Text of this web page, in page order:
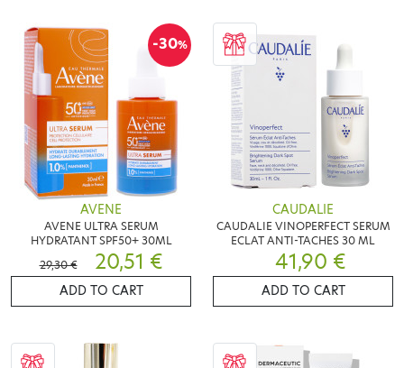
-30%
AVENE
AVENE ULTRA SERUM
HYDRATANT SPF50+ 30ML
29,30 €
20,51 €
ADD TO CART
CAUDALIE
CAUDALIE VINOPERFECT SERUM
ECLAT ANTI-TACHES 30 ML
41,90 €
ADD TO CART